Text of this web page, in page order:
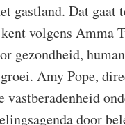
gastland. Dat gaat
volgens Amma
gezondheid,
Amy Pope,
vastberadenheid
door